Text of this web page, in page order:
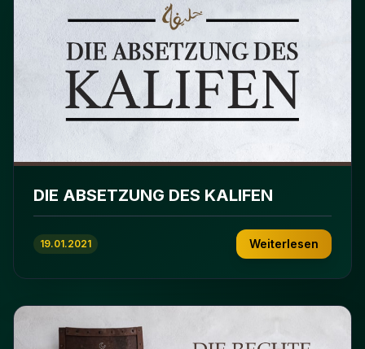
DIE ABSETZUNG DES KALIFEN
19.01.2021 Weiterlesen